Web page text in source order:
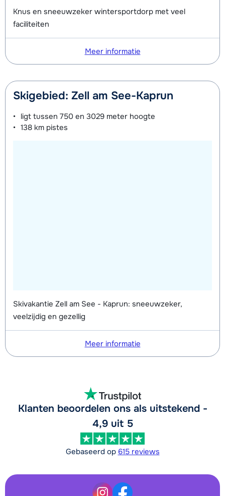
Knus en sneeuwzeker wintersportdorp met veel
faciliteiten
Meer informatie
Skigebied: Zell am See-Kaprun
ligt tussen 750 en 3029 meter hoogte
138 km pistes
Skivakantie Zell am See - Kaprun: sneeuwzeker,
veelzijdig en gezellig
Meer informatie
Klanten beoordelen ons als uitstekend -
4,9 uit 5
Gebaseerd op 615 reviews